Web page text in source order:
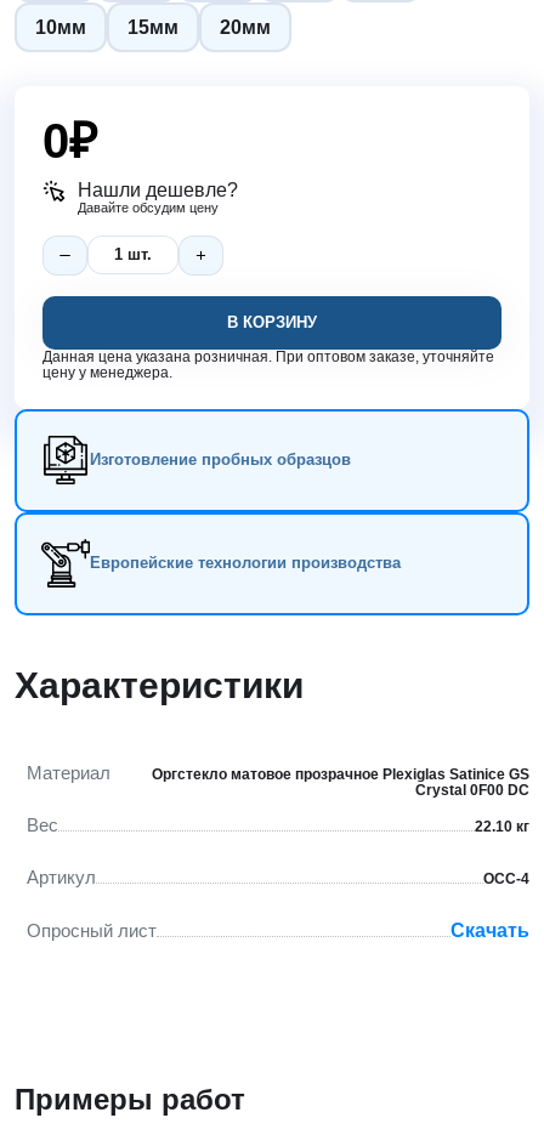
10мм 15мм 20мм
0₽
Нашли дешевле?
Давайте обсудим цену
В КОРЗИНУ
Данная цена указана розничная. При оптовом заказе, уточняйте
цену у менеджера.
Изготовление пробных образцов
Европейские технологии производства
Характеристики
Материал
Оргстекло матовое прозрачное Plexiglas Satinice GS
Crystal 0F00 DC
Вес 22.10 кг
Артикул ОСС-4
Опросный лист Скачать
Примеры работ